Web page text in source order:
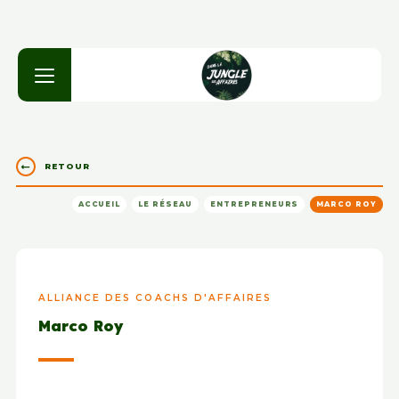
RETOUR
ACCUEIL LE RÉSEAU ENTREPRENEURS MARCO ROY
ALLIANCE DES COACHS D'AFFAIRES
Marco Roy